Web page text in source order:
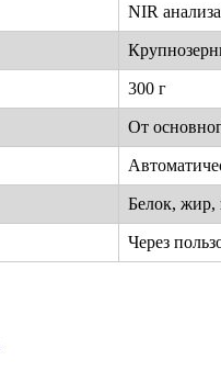
NIR
300 г
От
Белок, жир,
Через